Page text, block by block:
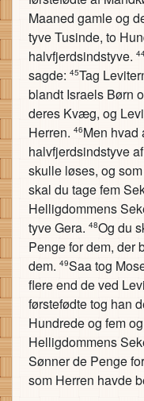
Maaned gamle og
tyve Tusinde, to
halvfjerdsindstyve.
sagde: 45Tag
blandt Israels Børn
deres Kvæg, og
Herren. 46Men hvad
halvfjerdsindstyve
skulle løses, og
skal du tage fem
Helligdommens
tyve Gera. 48Og du
Penge for dem, der
dem. 49Saa tog
flere end de ved
førstefødte tog han
Hundrede og fem
Helligdommens
Sønner de Penge
som Herren havde